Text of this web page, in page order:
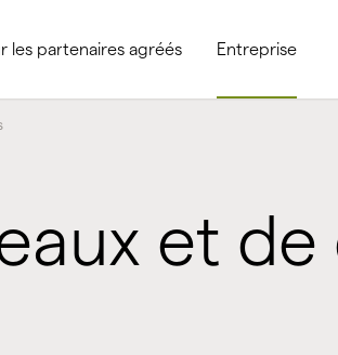
les partenaires agréés Entreprise
et